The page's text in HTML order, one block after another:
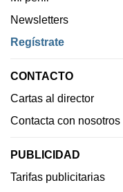
Newsletters
Regístrate
CONTACTO
Cartas al director
Contacta con nosotros
PUBLICIDAD
Tarifas publicitarias